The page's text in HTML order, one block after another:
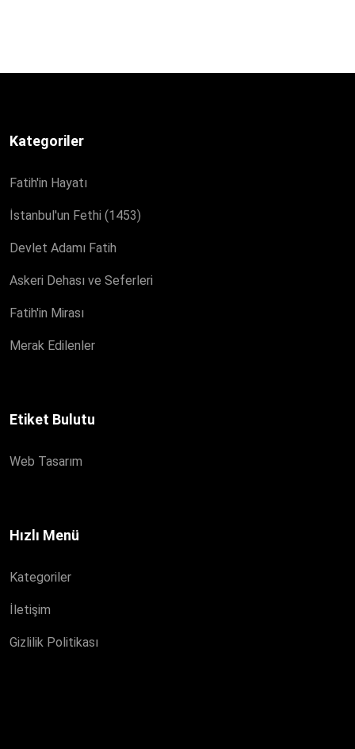
Kategoriler
Fatih'in Hayatı
İstanbul'un Fethi (1453)
Devlet Adamı Fatih
Askeri Dehası ve Seferleri
Fatih'in Mirası
Merak Edilenler
Etiket Bulutu
Web Tasarım
Hızlı Menü
Kategoriler
İletişim
Gizlilik Politikası